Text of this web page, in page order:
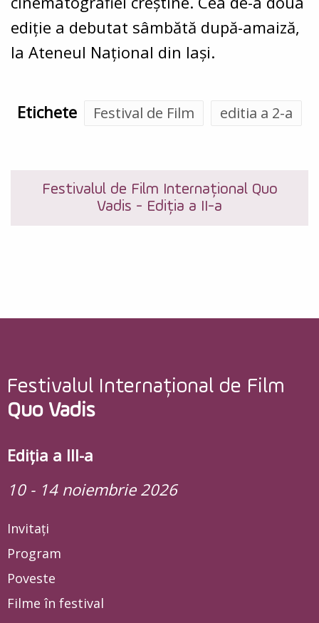
ediție a debutat sâmbătă după-amaiză,
la Ateneul Național din Iași.
Etichete Festival de Film editia a 2-a
Festivalul de Film Internațional Quo
Vadis - Ediția a II-a
Festivalul Internațional de Film
Quo Vadis
Ediția a III-a
10 - 14 noiembrie 2026
Invitați
Program
Poveste
Filme în festival